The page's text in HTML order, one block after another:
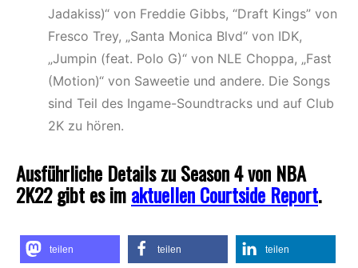
Jadakiss)“ von Freddie Gibbs, “Draft Kings” von
Fresco Trey, „Santa Monica Blvd“ von IDK,
„Jumpin (feat. Polo G)“ von NLE Choppa, „Fast
(Motion)“ von Saweetie und andere. Die Songs
sind Teil des Ingame-Soundtracks und auf Club
2K zu hören.
Ausführliche Details zu Season 4 von NBA
2K22 gibt es imaktuellen Courtside Report.
teilen teilen teilen